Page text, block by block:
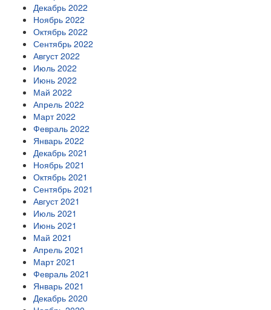
Декабрь 2022
Ноябрь 2022
Октябрь 2022
Сентябрь 2022
Август 2022
Июль 2022
Июнь 2022
Май 2022
Апрель 2022
Март 2022
Февраль 2022
Январь 2022
Декабрь 2021
Ноябрь 2021
Октябрь 2021
Сентябрь 2021
Август 2021
Июль 2021
Июнь 2021
Май 2021
Апрель 2021
Март 2021
Февраль 2021
Январь 2021
Декабрь 2020